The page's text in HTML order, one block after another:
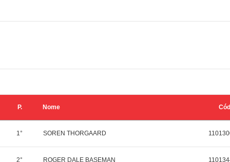
P. Nome Cód
1° SOREN THORGAARD
2° ROGER DALE BASEMAN